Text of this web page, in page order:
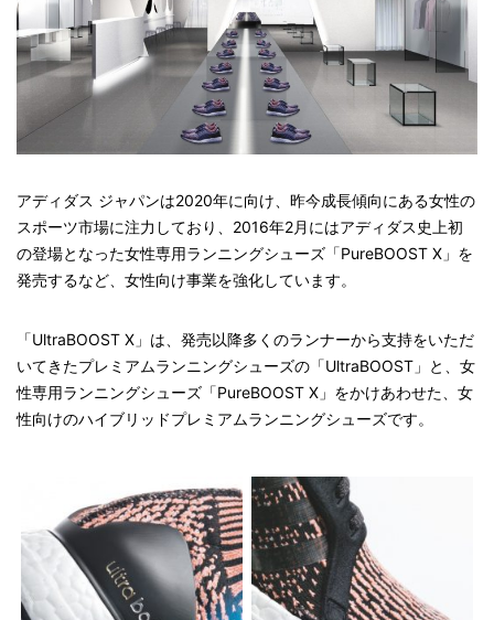
アディダス ジャパンは2020年に向け、昨今成長傾向にある女性の
スポーツ市場に注力しており、2016年2月にはアディダス史上初
の登場となった女性専用ランニングシューズ「PureBOOST X」を
発売するなど、女性向け事業を強化しています。
「UltraBOOST X」は、発売以降多くのランナーから支持をいただ
いてきたプレミアムランニングシューズの「UltraBOOST」と、女
性専用ランニングシューズ「PureBOOST X」をかけあわせた、女
性向けのハイブリッドプレミアムランニングシューズです。